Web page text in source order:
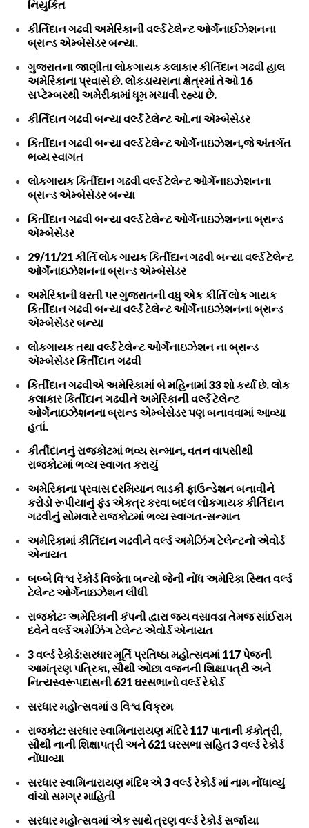
નિયુકિત
કીર્તિદાન ગઢવી અમેરિકાની વર્લ્ડ ટેલેન્ટ ઓર્ગેનાઈઝેશનના
બ્રાન્ડ એમ્બેસેડર બન્યા.
ગુજરાતના જાણીતા લોકગાયક કલાકાર કીર્તિદાન ગઢવી હાલ
અમેરિકાના પ્રવાસે છે. લોકડાયરાના ક્ષેત્રમાં તેઓ 16
સપ્ટેમ્બરથી અમેરીકામાં ધૂમ મચાવી રહ્યા છે.
કીર્તિદાન ગઢવી બન્યા વર્લ્ડ ટેલેન્ટ ઓ.ના એમ્બેસેડર
કિર્તીદાન ગઢવી બન્યા વર્લ્ડ ટેલેન્ટ ઓર્ગેનાઇઝેશન,જે અંતર્ગત
ભવ્ય સ્વાગત
લોકગાયક કિર્તીદાન ગઢવી વર્લ્ડ ટેલેન્ટ ઓર્ગેનાઇઝેશનના
બ્રાન્ડ એમ્બેસેડર બન્યા
કિર્તીદાન ગઢવી બન્યા વર્લ્ડ ટેલેન્ટ ઓર્ગેનાઇઝેશનના બ્રાન્ડ
એમ્બેસેડર
29/11/21 કીર્તિ લોક ગાયક કિર્તીદાન ગઢવી બન્યા વર્લ્ડ ટેલેન્ટ
ઓર્ગેનાઇઝેશનના બ્રાન્ડ એમ્બેસેડર
અમેરિકાની ધરતી પર ગુજરાતની વધુ એક કીર્તિ લોક ગાયક
કિર્તીદાન ગઢવી બન્યા વર્લ્ડ ટેલેન્ટ ઓર્ગેનાઇઝેશનના બ્રાન્ડ
એમ્બેસેડર બન્યા
લોકગાયક તથા વર્લ્ડ ટેલેન્ટ ઓર્ગેનાઇઝેશન ના બ્રાન્ડ
એમ્બેસેડર કિર્તીદાન ગઢવી
કિર્તીદાન ગઢવીએ અમેરિકામાં બે મહિનામાં 33 શો કર્યા છે. લોક
કલાકાર કિર્તીદાન ગઢવીને અમેરિકાની વર્લ્ડ ટેલેન્ટ
ઓર્ગેનાઇઝેશનના બ્રાન્ડ એમ્બેસેડર પણ બનાવવામાં આવ્યા
હતાં.
કીર્તીદાનનું રાજકોટમાં ભવ્ય સન્માન, વતન વાપસીથી
રાજકોટમાં ભવ્ય સ્વાગત કરાયું
અમેરિકાના પ્રવાસ દરમિયાન લાડકી ફાઉન્ડેશન બનાવીને
કરોડો રૂપીયાનું ફંડ એકત્ર કરવા બદલ લોકગાયક કીર્તિદાન
ગઢવીનું સોમવારે રાજકોટમાં ભવ્ય સ્વાગત-સન્માન
અમેરિકામાં કીર્તિદાન ગઢવીને વર્લ્ડ અમેઝિંગ ટેલેન્ટનો એવોર્ડ
એનાયત
બબ્બે વિશ્વ રૅકોર્ડ વિજેતા બન્યો જેની નોંધ અમેરિકા સ્થિત વર્લ્ડ
ટેલેન્ટ ઓર્ગેનાઇઝેશન લીધી
રાજકોટઃ અમેરિકાની કંપની દ્વારા જય વસાવડા તેમજ સાંઈરામ
દવેને વર્લ્ડ અમેઝિંગ ટેલેન્ટ એવોર્ડ એનાયત
3 વર્લ્ડ રેકોર્ડ:સરધાર મૂર્તિ પ્રતિષ્ઠા મહોત્સવમાં 117 પેજની
આમંત્રણ પત્રિકા, સૌથી ઓછા વજનની શિક્ષાપત્રી અને
નિત્યસ્વરૂપદાસની 621 ઘરસભાનો વર્લ્ડ રેકોર્ડ
સરધાર મહોત્સવમાં ૩ વિશ્વ વિક્રમ
રાજકોટ: સરધાર સ્વામિનારાયણ મંદિરે 117 પાનાની કંકોત્રી,
સૌથી નાની શિક્ષાપત્રી અને 621 ઘરસભા સહિત 3 વર્લ્ડ રેકોર્ડ
નોંધાવ્યા
સરધાર સ્વામિનારાયણ મંદિ૨ એ 3 વર્લ્ડ રેકોર્ડ માં નામ નોંધાવ્યું
વાંચો સમગ્ર માહિતી
સરધાર મહોત્સવમાં એક સાથે ત્રણ વર્લ્ડ રેકોર્ડ સર્જાયા